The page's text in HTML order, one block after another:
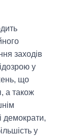
заходів
у
що
а також
демократи,
у